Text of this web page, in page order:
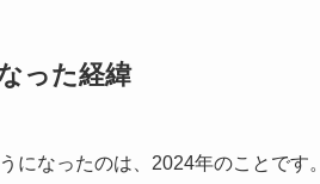
った経緯
になったのは、2024年のことです。